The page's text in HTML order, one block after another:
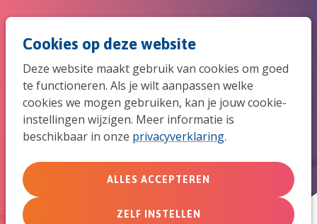
Cookies op deze website
Deze website maakt gebruik van cookies om goed
te functioneren. Als je wilt aanpassen welke
cookies we mogen gebruiken, kan je jouw cookie-
instellingen wijzigen. Meer informatie is
beschikbaar in onze privacyverklaring.
ALLES ACCEPTEREN
ZELF INSTELLEN
naar
de
Artikelen die je op weg helpen
om mee te doen met Gods
missie...
in de samenleving